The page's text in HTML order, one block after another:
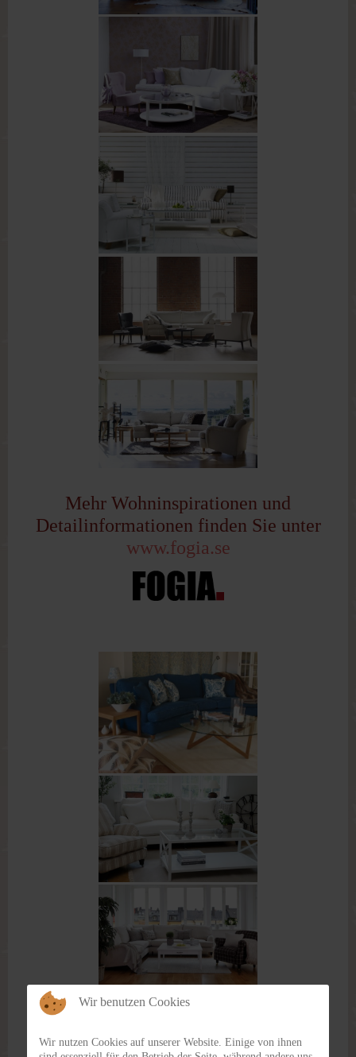
Mehr Wohninspirationen und
Detailinformationen finden Sie unter
www.fogia.se
Wir benutzen Cookies
Wir nutzen Cookies auf unserer Website. Einige von ihnen